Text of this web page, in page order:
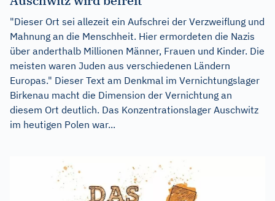
"Dieser Ort sei allezeit ein Aufschrei der Verzweiflung und
Mahnung an die Menschheit. Hier ermordeten die Nazis
über anderthalb Millionen Männer, Frauen und Kinder. Die
meisten waren Juden aus verschiedenen Ländern
Europas." Dieser Text am Denkmal im Vernichtungslager
Birkenau macht die Dimension der Vernichtung an
diesem Ort deutlich. Das Konzentrationslager Auschwitz
im heutigen Polen war...